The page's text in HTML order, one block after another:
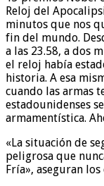
Reloj del
minutos que nos
fin del mundo.
a las 23.58, a dos
el reloj había
historia. A esa
cuando las armas
estadounidenses
armamentística.
«La situación de
peligrosa que
Fría», aseguran